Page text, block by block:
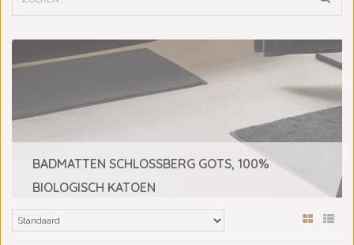
BADMATTEN SCHLOSSBERG GOTS, 100%
BIOLOGISCH KATOEN